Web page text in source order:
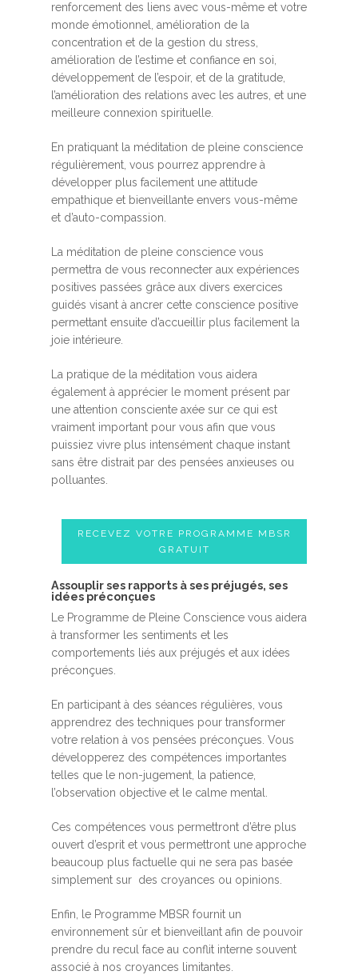
renforcement des liens avec vous-même et votre
monde émotionnel, amélioration de la
concentration et de la gestion du stress,
amélioration de l’estime et confiance en soi,
développement de l’espoir, et de la gratitude,
l’amélioration des relations avec les autres, et une
meilleure connexion spirituelle.
En pratiquant la méditation de pleine conscience
régulièrement, vous pourrez apprendre à
développer plus facilement une attitude
empathique et bienveillante envers vous-même
et d’auto-compassion.
La méditation de pleine conscience vous
permettra de vous reconnecter aux expériences
positives passées grâce aux divers exercices
guidés visant à ancrer cette conscience positive
permettant ensuite d’accueillir plus facilement la
joie intérieure.
La pratique de la méditation vous aidera
également à apprécier le moment présent par
une attention consciente axée sur ce qui est
vraiment important pour vous afin que vous
puissiez vivre plus intensément chaque instant
sans être distrait par des pensées anxieuses ou
polluantes.
RECEVEZ VOTRE PROGRAMME MBSR
GRATUIT
Assouplir ses rapports à ses préjugés, ses
idées préconçues
Le Programme de Pleine Conscience vous aidera
à transformer les sentiments et les
comportements liés aux préjugés et aux idées
préconçues.
En participant à des séances régulières, vous
apprendrez des techniques pour transformer
votre relation à vos pensées préconçues. Vous
développerez des compétences importantes
telles que le non-jugement, la patience,
l’observation objective et le calme mental.
Ces compétences vous permettront d’être plus
ouvert d’esprit et vous permettront une approche
beaucoup plus factuelle qui ne sera pas basée
simplement sur des croyances ou opinions.
Enfin, le Programme MBSR fournit un
environnement sûr et bienveillant afin de pouvoir
prendre du recul face au conflit interne souvent
associé à nos croyances limitantes.